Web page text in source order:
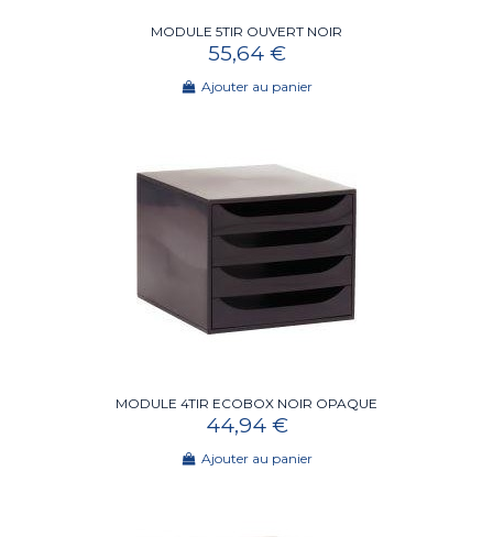
MODULE 5TIR OUVERT NOIR
55,64 €
Ajouter au panier
MODULE 4TIR ECOBOX NOIR OPAQUE
44,94 €
Ajouter au panier